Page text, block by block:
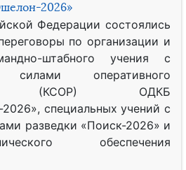
2026»
Федерации состоялись
по организации и
штабного учения с
силами оперативного
(КСОР) ОДКБ
специальных учений с
разведки «Поиск-2026» и
обеспечения